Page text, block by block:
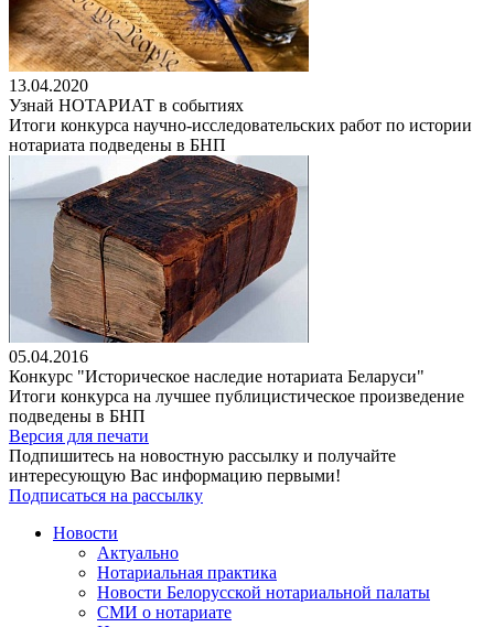
13.04.2020
Узнай НОТАРИАТ в событиях
Итоги конкурса научно-исследовательских работ по истории
нотариата подведены в БНП
05.04.2016
Конкурс "Историческое наследие нотариата Беларуси"
Итоги конкурса на лучшее публицистическое произведение
подведены в БНП
Версия для печати
Подпишитесь на новостную рассылку и получайте
интересующую Вас информацию первыми!
Подписаться на рассылку
Новости
Актуально
Нотариальная практика
Новости Белорусской нотариальной палаты
СМИ о нотариате